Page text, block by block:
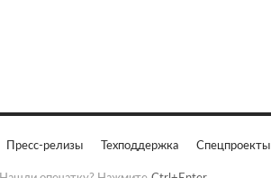
Пресс-релизы Техподдержка Спецпроекты